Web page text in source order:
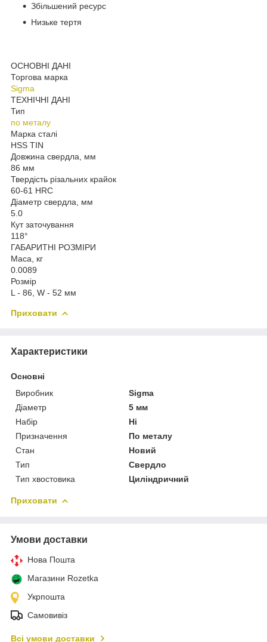
Збільшений ресурс
Низьке тертя
ОСНОВНІ ДАНІ
Торгова марка
Sigma
ТЕХНІЧНІ ДАНІ
Тип
по металу
Марка сталі
HSS TIN
Довжина свердла, мм
86 мм
Твердість різальних крайок
60-61 HRC
Діаметр свердла, мм
5.0
Кут заточування
118°
ГАБАРИТНІ РОЗМІРИ
Маса, кг
0.0089
Розмір
L - 86, W - 52 мм
Приховати
Характеристики
Основні
Виробник
Sigma
Діаметр
5 мм
Набір
Ні
Призначення
По металу
Стан
Новий
Тип
Свердло
Тип хвостовика
Циліндричний
Приховати
Умови доставки
Нова Пошта
Магазини Rozetka
Укрпошта
Самовивіз
Всі умови доставки